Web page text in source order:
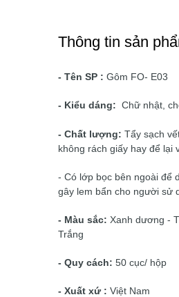
Thông tin sản
- Tên SP : Gôm FO- E03
- Kiểu dáng: Chữ nhật,
- Chất lượng: Tẩy sạch
không rách giấy hay để lại
- Có lớp bọc bên ngoài để
gây lem bẩn cho người sử
- Màu sắc: Xanh dương -
Trắng
- Quy cách: 50 cục/ hộp
- Xuất xứ : Việt Nam